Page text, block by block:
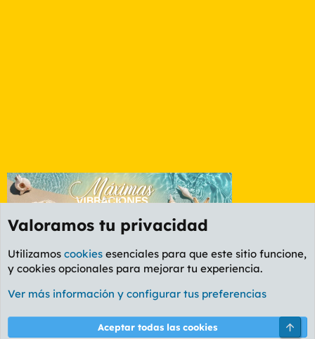
Etiquetas
Cookies
PL OLDSTYLE AMARILLO
Términos y reglas Política de privacidad Ayuda
Valoramos tu privacidad
Utilizamos cookies esenciales para que este sitio funcione,
y cookies opcionales para mejorar tu experiencia.
Ver más información y configurar tus preferencias
Aceptar todas las cookies